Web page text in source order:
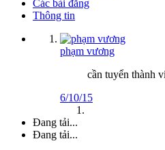
Các bài đăng
Thông tin
phạm vương
cần tuyển thành
6/10/15
Đang tải...
Đang tải...